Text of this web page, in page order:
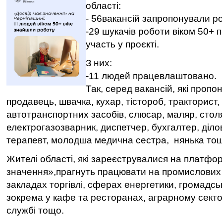
області:
- 56вакансій запропонували
-29 шукачів роботи віком 50+
участь у проєкті.
З них:
-11 людей працевлаштовано.
Так, серед вакансій, які
продавець, швачка, кухар, тістороб, тракторист,
автотранспортних засобів, слюсар, маляр,
електрогазозварник, диспетчер, бухгалтер,
терапевт, молодша медична сестра, нянька
Жителі області, які зареєструвалися на
значення»,прагнуть працювати на
закладах торгівлі, сферах енергетики,
зокрема у кафе та ресторанах, аграрному
службі тощо.